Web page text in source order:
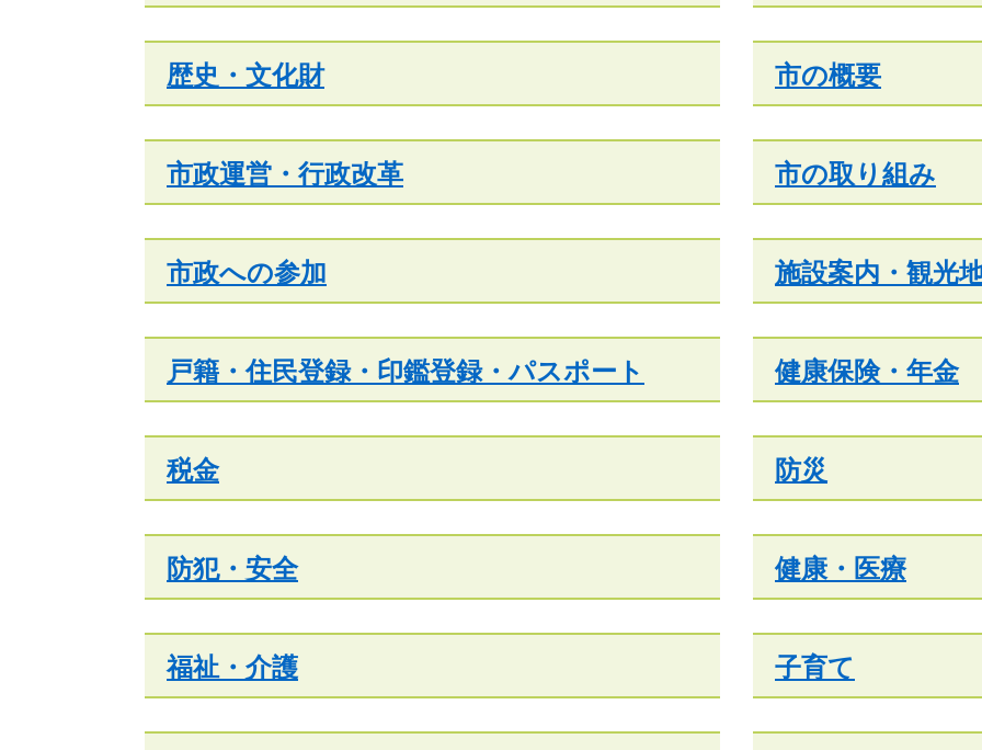
歴史・文化財 市の概要
市政運営・行政改革 市の取り組み
市政への参加 施設案内・観光
戸籍・住民登録・印鑑登録・パスポート 健康保険・年金
税金 防災
防犯・安全 健康・医療
福祉・介護 子育て